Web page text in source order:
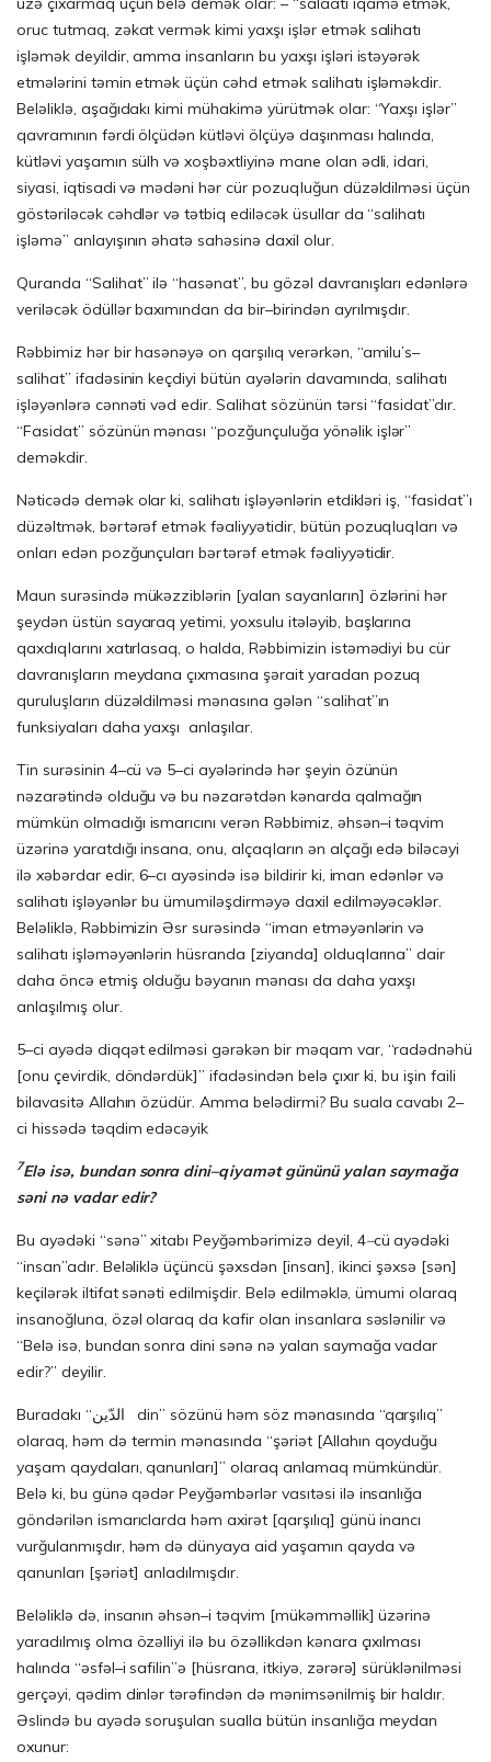
oruc tutmaq, zəkat vermək kimi yaxşı işlər etmək salihatı
işləmək deyildir, amma insanların bu yaxşı işləri istəyərək
etmələrini təmin etmək üçün cəhd etmək salihatı işləməkdir.
Beləliklə, aşağıdakı kimi mühakimə yürütmək olar: “Yaxşı işlər”
qavramının fərdi ölçüdən kütləvi ölçüyə daşınması halında,
kütləvi yaşamın sülh və xoşbəxtliyinə mane olan ədli, idari,
siyasi, iqtisadi və mədəni hər cür pozuqluğun düzəldilməsi üçün
göstəriləcək cəhdlər və tətbiq ediləcək üsullar da “salihatı
işləmə” anlayışının əhatə sahəsinə daxil olur.
Quranda “Salihat” ilə “hasənat”, bu gözəl davranışları edənlərə
veriləcək ödüllər baxımından da bir–birindən ayrılmışdır.
Rəbbimiz hər bir hasənəyə on qarşılıq verərkən, “amilu’s–
salihat” ifadəsinin keçdiyi bütün ayələrin davamında, salihatı
işləyənlərə cənnəti vəd edir. Salihat sözünün tərsi “fasidat”dır.
“Fasidat” sözünün mənası “pozğunçuluğa yönəlik işlər”
deməkdir.
Nəticədə demək olar ki, salihatı işləyənlərin etdikləri iş, “fasidat”ı
düzəltmək, bərtərəf etmək fəaliyyətidir, bütün pozuqluqları və
onları edən pozğunçuları bərtərəf etmək fəaliyyətidir.
Maun surəsində mükəzziblərin [yalan sayanların] özlərini hər
şeydən üstün sayaraq yetimi, yoxsulu itələyib, başlarına
qaxdıqlarını xatırlasaq, o halda, Rəbbimizin istəmədiyi bu cür
davranışların meydana çıxmasına şərait yaradan pozuq
quruluşların düzəldilməsi mənasına gələn “salihat”ın
funksiyaları daha yaxşı anlaşılar.
Tin surəsinin 4–cü və 5–ci ayələrində hər şeyin özünün
nəzarətində olduğu və bu nəzarətdən kənarda qalmağın
mümkün olmadığı ismarıcını verən Rəbbimiz, əhsən–i təqvim
üzərinə yaratdığı insana, onu, alçaqların ən alçağı edə biləcəyi
ilə xəbərdar edir, 6–cı ayəsində isə bildirir ki, iman edənlər və
salihatı işləyənlər bu ümumiləşdirməyə daxil edilməyəcəklər.
Beləliklə, Rəbbimizin Əsr surəsində “iman etməyənlərin və
salihatı işləməyənlərin hüsranda [ziyanda] olduqlarına” dair
daha öncə etmiş olduğu bəyanın mənası da daha yaxşı
anlaşılmış olur.
5–ci ayədə diqqət edilməsi gərəkən bir məqam var, “radədnəhü
[onu çevirdik, döndərdük]” ifadəsindən belə çıxır ki, bu işin faili
bilavasitə Allahın özüdür. Amma belədirmi? Bu suala cavabı 2–
ci hissədə təqdim edəcəyik
7Elə isə, bundan sonra dini–qiyamət gününü yalan saymağa
səni nə vadar edir?
Bu ayədəki “sənə” xitabı Peyğəmbərimizə deyil, 4–cü ayədəki
“insan”adır. Beləliklə üçüncü şəxsdən [insan], ikinci şəxsə [sən]
keçilərək iltifat sənəti edilmişdir. Belə edilməklə, ümumi olaraq
insanoğluna, özəl olaraq da kafir olan insanlara səslənilir və
“Belə isə, bundan sonra dini sənə nə yalan saymağa vadar
edir?” deyilir.
Buradakı “الدّين din” sözünü həm söz mənasında “qarşılıq”
olaraq, həm də termin mənasında “şəriət [Allahın qoyduğu
yaşam qaydaları, qanunları]” olaraq anlamaq mümkündür.
Belə ki, bu günə qədər Peyğəmbərlər vasıtəsi ilə insanlığa
göndərilən ismarıclarda həm axirət [qarşılıq] günü inancı
vurğulanmışdır, həm də dünyaya aid yaşamın qayda və
qanunları [şəriət] anladılmışdır.
Beləliklə də, insanın əhsən–i təqvim [mükəmməllik] üzərinə
yaradılmış olma özəlliyi ilə bu özəllikdən kənara çıxılması
halında “əsfəl–i safilin”ə [hüsrana, itkiyə, zərərə] sürüklənilməsi
gerçəyi, qədim dinlər tərəfindən də mənimsənilmiş bir haldır.
Əslində bu ayədə soruşulan sualla bütün insanlığa meydan
oxunur: